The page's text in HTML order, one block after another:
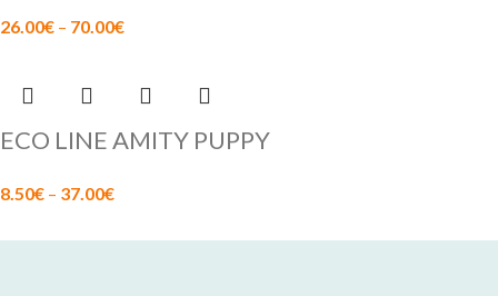
26.00€ – 70.00€
ECO LINE AMITY PUPPY
8.50€ – 37.00€